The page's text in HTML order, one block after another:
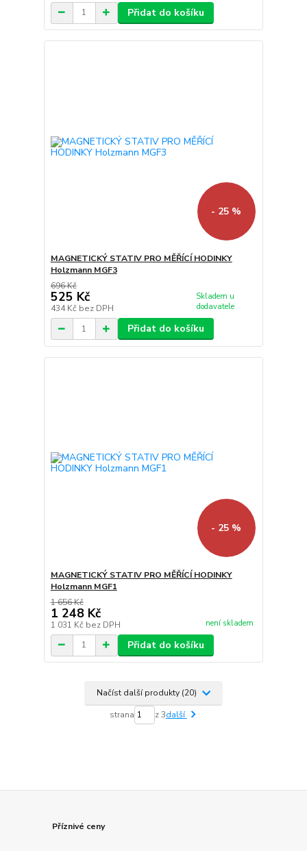
Přidat do košíku
- 25 %
MAGNETICKÝ STATIV PRO MĚŘÍCÍ HODINKY
Holzmann MGF3
696 Kč
525 Kč
434 Kč bez DPH
Skladem u
dodavatele
Přidat do košíku
- 25 %
MAGNETICKÝ STATIV PRO MĚŘÍCÍ HODINKY
Holzmann MGF1
1 656 Kč
1 248 Kč
1 031 Kč bez DPH není skladem
Přidat do košíku
Načíst další produkty (20)
strana z 3další
Příznivé ceny